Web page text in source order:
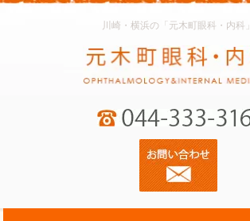
川崎・横浜の「元木町眼科・内科」